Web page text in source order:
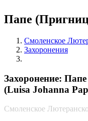
Папе
Смоленское
Захоронения
Захоронение:
(Luisa Johanna
Смоленское